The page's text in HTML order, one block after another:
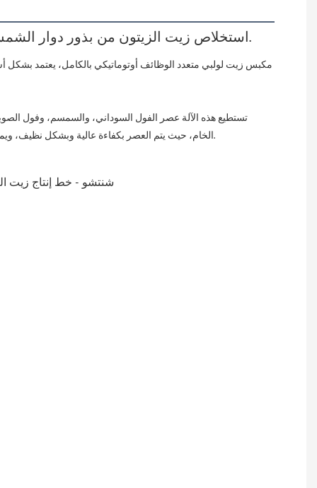
استخلاص زيت الزيتون من بذور دوار الشمس الباردة، وعصر زيت الزيتون الساخن، وصنع زيت جوز الهند، وتقشير الفول السوداني وعصر الزيت.
الخام، حيث يتم العصر بكفاءة عالية وبشكل نظيف، ويمكن تشغيله بواسطة شخص واحد، مما يوفر الطاقة ويحافظ على النظافة والصحة. يمكن تصفية الزيت المعصور فورًا، ويمكن تناوله مباشرة بعد التصفية.